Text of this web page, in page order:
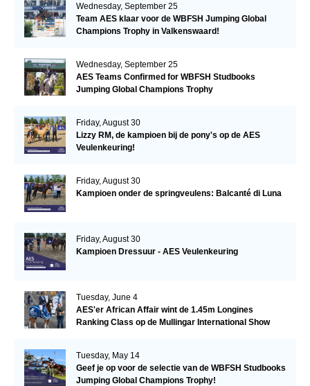
Wednesday, September 25
Team AES klaar voor de WBFSH Jumping Global
Champions Trophy in Valkenswaard!
Wednesday, September 25
AES Teams Confirmed for WBFSH Studbooks
Jumping Global Champions Trophy
Friday, August 30
Lizzy RM, de kampioen bij de pony's op de AES
Veulenkeuring!
Friday, August 30
Kampioen onder de springveulens: Balcanté di Luna
Friday, August 30
Kampioen Dressuur - AES Veulenkeuring
Tuesday, June 4
AES'er African Affair wint de 1.45m Longines
Ranking Class op de Mullingar International Show
Tuesday, May 14
Geef je op voor de selectie van de WBFSH Studbooks
Jumping Global Champions Trophy!